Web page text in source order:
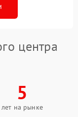
центра
5
лет на рынке